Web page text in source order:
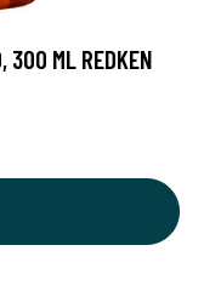
300 ML REDKEN